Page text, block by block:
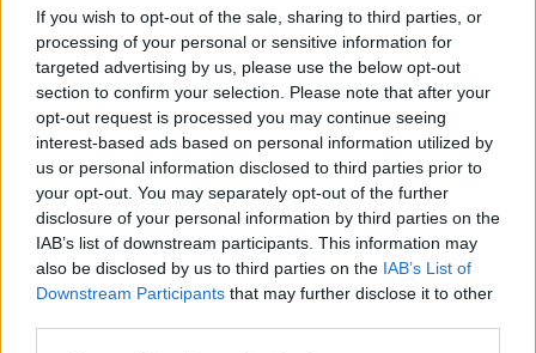
If you wish to opt-out of the sale, sharing to third parties, or
processing of your personal or sensitive information for
targeted advertising by us, please use the below opt-out
section to confirm your selection. Please note that after your
opt-out request is processed you may continue seeing
interest-based ads based on personal information utilized by
us or personal information disclosed to third parties prior to
your opt-out. You may separately opt-out of the further
disclosure of your personal information by third parties on the
IAB’s list of downstream participants. This information may
also be disclosed by us to third parties on the IAB’s List of
Downstream Participants that may further disclose it to other
korábban nyomdai, azelőtt pedig lakóházi) funkciót
betöltő épületben augusztusi ottjártunkkor is
többféle kultúrkör igényeit elégítik ki
az összetételében természetesen szintén
többnemzetiségű vendégeknek (brazil-francia-
balkáni jazzes világzene a koncertteremben,
kolozsvári techno dj-k az Apple Roomban). A klub
indulása idején inkább magyarországi előadók
léptek fel a koncertteremben és a helyi magyar
közösségre céloztak a programokkal, ma már - főleg
a kéttermes, koncertet és tánczenét egyszerre
prezentáló programmal - teljesen vegyes a
látogatók és így a pultosok összetétele is, de az